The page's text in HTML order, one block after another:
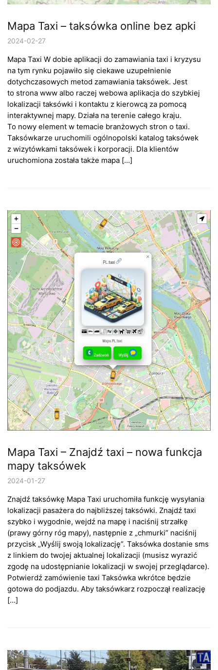
Mapa Taxi – taksówka online bez apki
2024-02-27
Mapa Taxi W dobie aplikacji do zamawiania taxi i kryzysu
na tym rynku pojawiło się ciekawe uzupełnienie
dotychczasowych metod zamawiania taksówek. Jest
to strona www albo raczej webowa aplikacja do szybkiej
lokalizacji taksówki i kontaktu z kierowcą za pomocą
interaktywnej mapy. Działa na terenie całego kraju.
To nowy element w temacie branżowych stron o taxi.
Taksówkarze uruchomili ogólnopolski katalog taksówek
z wizytówkami taksówek i korporacji. Dla klientów
uruchomiona została także mapa […]
Mapa Taxi – Znajdź taxi – nowa funkcja
mapy taksówek
2024-01-27
Znajdź taksówkę Mapa Taxi uruchomiła funkcję wysyłania
lokalizacji pasażera do najbliższej taksówki. Znajdź taxi
szybko i wygodnie, wejdź na mapę i naciśnij strzałkę
(prawy górny róg mapy), następnie z „chmurki” naciśnij
przycisk „Wyślij swoją lokalizację”. Taksówka dostanie sms
z linkiem do twojej aktualnej lokalizacji (musisz wyrazić
zgodę na udostępnianie lokalizacji w swojej przeglądarce).
Potwierdź zamówienie taxi Taksówka wkrótce będzie
gotowa do podjazdu. Aby taksówkarz rozpoczął realizację
[…]